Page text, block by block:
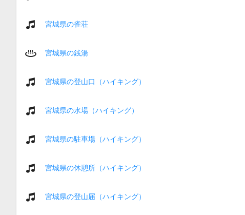
宮城県の雀荘
宮城県の銭湯
宮城県の登山口（ハイキング）
宮城県の水場（ハイキング）
宮城県の駐車場（ハイキング）
宮城県の休憩所（ハイキング）
宮城県の登山届（ハイキング）